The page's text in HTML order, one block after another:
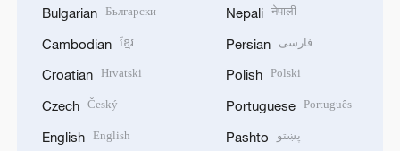
Bulgarian Български
Cambodian ខ្មែរ
Croatian Hrvatski
Czech Český
English English
Nepali नेपाली
Persian فارسی
Polish Polski
Portuguese Português
Pashto پښتو